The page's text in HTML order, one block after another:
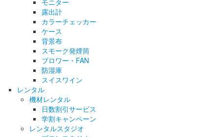
モニター
露出計
カラーチェッカー
ケース
背景布
スモーク発煙筒
ブロワー・FAN
防湿庫
スイスワイン
レンタル
機材レンタル
日数割引サービス
学割キャンペーン
レンタルスタジオ